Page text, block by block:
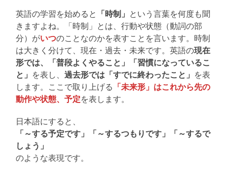
え
る
英語の学習を始めると 「時制」 という言葉を何度も聞
きますよね。「時制」とは、行動や状態（動詞の部
分）がいつのことなのかを表すことを言います。時制
は大きく分けて、現在・過去・未来です。英語の現在
形では、「普段よくやること」「習慣になっているこ
と」 を表し、過去形では「すでに終わったこと」 を表
します。ここで取り上げる 「未来形」はこれから先の
動作や状態、予定を表します。
日本語にすると、
「～する予定です」「～するつもりです」「～するで
しょう」
のような表現です。